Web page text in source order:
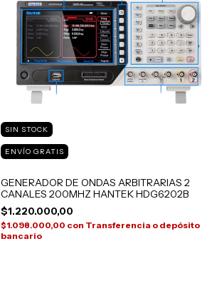
SIN STOCK
ENVÍO GRATIS
GENERADOR DE ONDAS ARBITRARIAS 2
CANALES 200MHZ HANTEK HDG6202B
$1.220.000,00
$1.098.000,00 con Transferencia o depósito
bancario